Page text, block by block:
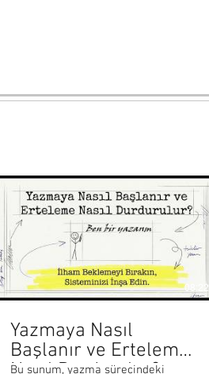
08:22
Yazmaya Nasıl
Başlanır ve Erteleme
Bu sunum, yazma sürecindeki